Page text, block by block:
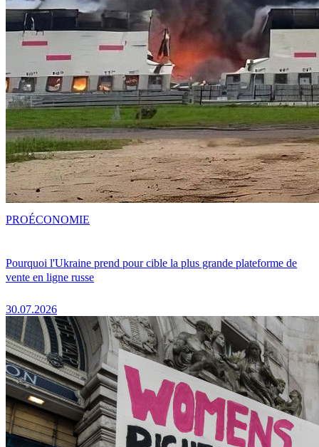
Pourquoi l'Ukraine prend pour cible la plus grande plateforme de
vente en ligne russe
30.07.2026
PROÉCONOMIE